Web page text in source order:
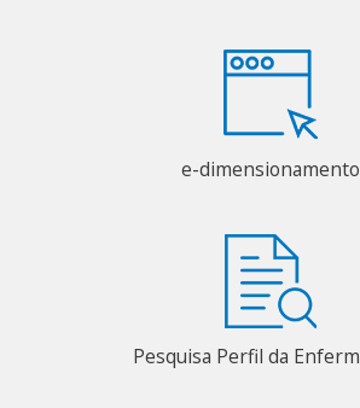
e-dimensionamento
Pesquisa Perfil da